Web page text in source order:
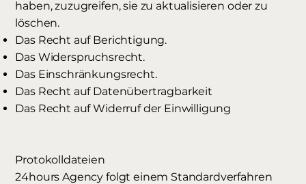
haben, zuzugreifen, sie zu aktualisieren oder zu
löschen.
Das Recht auf Berichtigung.
Das Widerspruchsrecht.
Das Einschränkungsrecht.
Das Recht auf Datenübertragbarkeit
Das Recht auf Widerruf der Einwilligung
Protokolldateien
24hours Agency folgt einem Standardverfahren